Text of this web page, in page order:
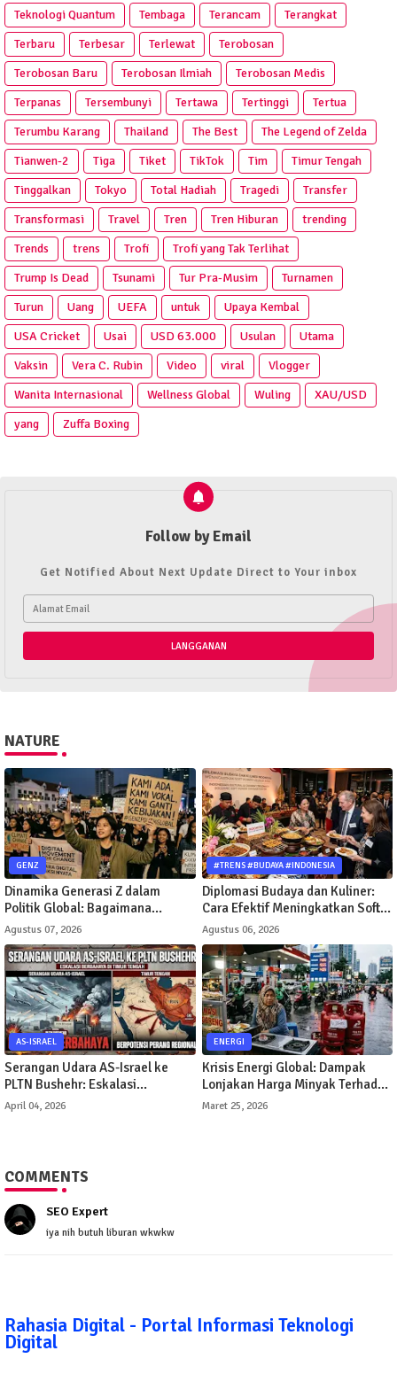
Teknologi Quantum
Tembaga Terancam
Terangkat
Terbaru
Terbesar Terlewat
Terobosan
Terobosan Baru
Terobosan Ilmiah
Terobosan Medis
Terpanas
Tersembunyi Tertawa Tertinggi
Tertua
Terumbu Karang
Thailand The Best
The Legend of Zelda
Tianwen-2
Tiga Tiket TikTok Tim
Timur Tengah
Tinggalkan
Tokyo Total Hadiah Tragedi
Transfer
Transformasi
Travel Tren Tren Hiburan
trending
Trends
trens Trofi
Trofi yang Tak Terlihat
Trump Is Dead
Tsunami Tur Pra‑Musim
Turnamen
Turun
Uang UEFA untuk
Upaya Kembal
USA Cricket
Usai USD 63.000 Usulan
Utama
Vaksin
Vera C. Rubin Video viral
Vlogger
Wanita Internasional
Wellness Global Wuling
XAU/USD
yang
Zuffa Boxing
Follow by Email
Get Notified About Next Update Direct to Your inbox
NATURE
GENZ
Dinamika Generasi Z dalam
Politik Global: Bagaimana
Gerakan Digital Mengubah Arah
Kebijakan Publik
Agustus 07, 2026
#TRENS #BUDAYA #INDONESIA
Diplomasi Budaya dan Kuliner:
Cara Efektif Meningkatkan Soft
Power Suatu Negara
Agustus 06, 2026
AS-ISRAEL
Serangan Udara AS-Israel ke
PLTN Bushehr: Eskalasi
Berbahaya di Timur Tengah
April 04, 2026
ENERGI
Krisis Energi Global: Dampak
Lonjakan Harga Minyak Terhadap
Perekonomian Indonesia
Maret 25, 2026
COMMENTS
SEO Expert
iya nih butuh liburan wkwkw
Rahasia Digital - Portal Informasi Teknologi
Digital